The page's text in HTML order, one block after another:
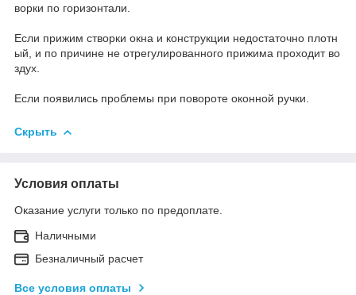
ворки по горизонтали.
Если прижим створки окна и конструкции недостаточно плотн
ый, и по причине не отрегулированного прижима проходит во
здух.
Если появились проблемы при повороте оконной ручки.
Скрыть
Условия оплаты
Оказание услуги только по предоплате.
Наличными
Безналичный расчет
Все условия оплаты